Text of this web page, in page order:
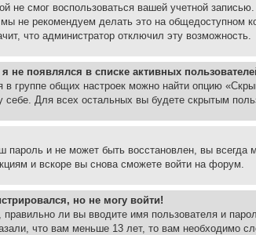
не смог воспользоваться вашей учетной
не рекомендуем делать это на общедоступном
что администратор отключил эту возможность.
не появлялся в списке активных
в группе общих настроек можно найти опцию
себе. Для всех остальных вы будете скрытым
пароль и не может быть восстановлен, вы
и вскоре вы снова сможете войти на форум.
но не могу войти!
правильно ли вы вводите имя пользователя и
что вам меньше 13 лет, то вам необходимо